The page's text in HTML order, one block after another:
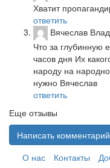
Хватит
ответить
Вячеслав
Что за глубинную
часов дня Их
народу на
нужно Вячеслав
ответить
Еще отзывы
Написать комментарий
О нас
Контакты